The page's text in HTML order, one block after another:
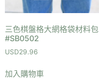
三色棋盤格大網格袋材料包
#SB0502
USD29.96
加入購物車